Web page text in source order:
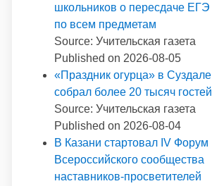
школьников о пересдаче ЕГЭ
по всем предметам
Source: Учительская газета
Published on 2026-08-05
«Праздник огурца» в Суздале
собрал более 20 тысяч гостей
Source: Учительская газета
Published on 2026-08-04
В Казани стартовал IV Форум
Всероссийского сообщества
наставников-просветителей